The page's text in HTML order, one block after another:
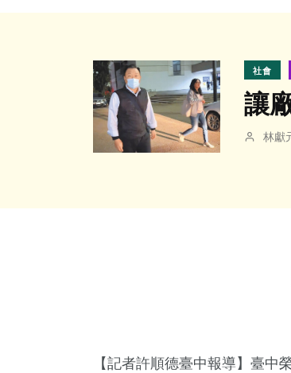
社會
讓
林獻
【記者許順德臺中報導】臺